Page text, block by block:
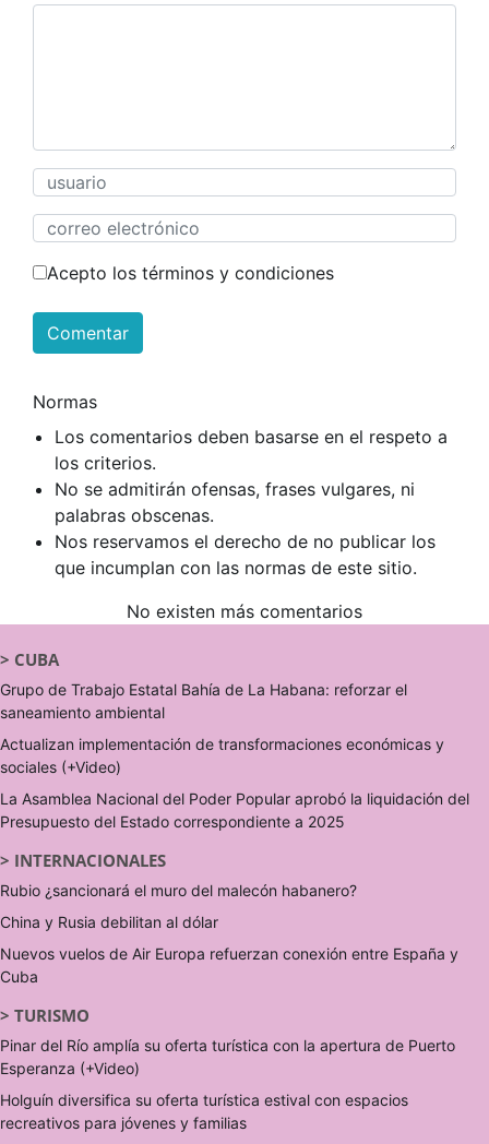
Acepto los términos y condiciones
Comentar
Normas
Los comentarios deben basarse en el respeto a
los criterios.
No se admitirán ofensas, frases vulgares, ni
palabras obscenas.
Nos reservamos el derecho de no publicar los
que incumplan con las normas de este sitio.
No existen más comentarios
> CUBA
Grupo de Trabajo Estatal Bahía de La Habana: reforzar el
saneamiento ambiental
Actualizan implementación de transformaciones económicas y
sociales (+Video)
La Asamblea Nacional del Poder Popular aprobó la liquidación del
Presupuesto del Estado correspondiente a 2025
> INTERNACIONALES
Rubio ¿sancionará el muro del malecón habanero?
China y Rusia debilitan al dólar
Nuevos vuelos de Air Europa refuerzan conexión entre España y
Cuba
> TURISMO
Pinar del Río amplía su oferta turística con la apertura de Puerto
Esperanza (+Video)
Holguín diversifica su oferta turística estival con espacios
recreativos para jóvenes y familias